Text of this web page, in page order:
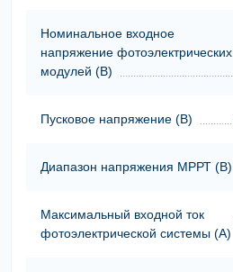
Номинальное входное
напряжение фотоэлектрических
модулей (В)
Пусковое напряжение (В)
Диапазон напряжения МРРТ (В)
Максимальный входной ток
фотоэлектрической системы (А)